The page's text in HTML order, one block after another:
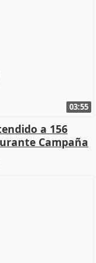
03:55
a 156
Campaña